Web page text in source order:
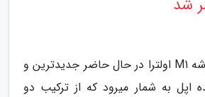
به گزارش هولی، تراشه M1 اولترا در حال حاضر جدیدترین و
اپل به شمار میرود که از ترکیب دو